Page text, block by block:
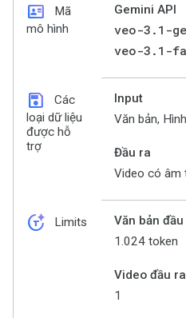
id_card
Mã
mô hình
Gemini API
veo-3.1-
veo-3.1-
save
Các
loại dữ liệu
được hỗ
trợ
Input
Văn bản,
Đầu ra
Video có âm
token_auto Limits
Văn bản
1.024 token
Video đầu ra
1